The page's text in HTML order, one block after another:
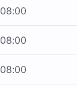
08:00
08:00
08:00